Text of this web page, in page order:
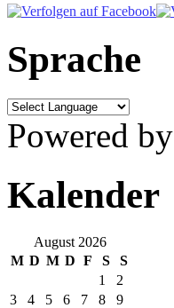
Sprache
Powered by
Kalender
August 2026
M D M D F S
S
1
2
3
4 5 6 7 8
9